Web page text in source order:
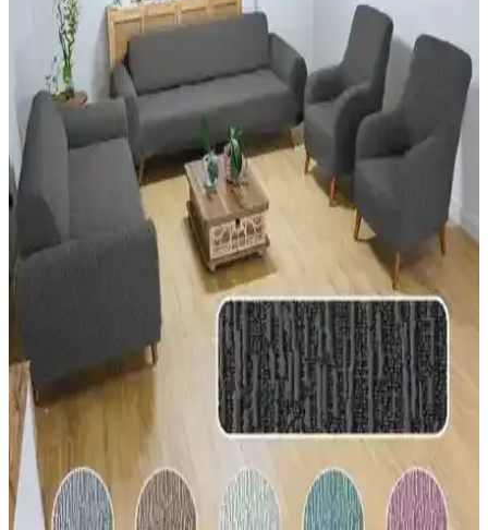
Kanepe ve Sandalyelerden Köşe Koltuğa Geçiş:
Tasarım ve Konforda Yeni Yaklaşımlar
Kanepe ve sandalyelerden oluşan oturma düzenleri estetik ve sosyal
avantajlar sunarken, köşe koltuklar konfor ve samimiyet sağlar.
Tasarımda denge için renk, doku ve yerleşim önemlidir.
Kanepe Arkasına Ne Koymalı? Mekan Düzeninde
Estetik ve Fonksiyonel Çözümler
Kanepe arkasına konacak eşyalar mekanın estetiği ve işlevselliğini
etkiler. İnce konsol masalar, bitkiler, lambalar ve dekoratif objelerle
dengeli ve kullanışlı alanlar yaratılabilir.
Bütçe Dostu Mobilya Seçiminde Hayalinizdeki
Kanepeyi Bulmanın Yolları ve İpuçları
Bütçe dostu mobilya arayışında kişisel zevklerin önemi ve ikinci el
pazarının sunduğu fırsatlar öne çıkıyor. Doğru tercihlerle uygun
fiyatlı ve konforlu kanepe bulmak mümkün.
Pafu Hippo Yataklı Üçlü Koltuk: Krem Tonunda
Soho Kumaşla Modern ve Çok Yönlü Kullanım
Pafu Hippo Yataklı Üçlü Koltuk krem renkte Soho kumaş ve metal